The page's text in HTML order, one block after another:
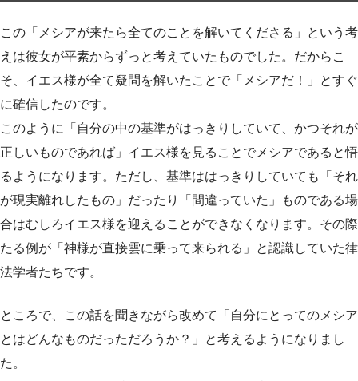
この「メシアが来たら全てのことを解いてくださる」という考
えは彼女が平素からずっと考えていたものでした。だからこ
そ、イエス様が全て疑問を解いたことで「メシアだ！」とすぐ
に確信したのです。
このように「自分の中の基準がはっきりしていて、かつそれが
正しいものであれば」イエス様を見ることでメシアであると悟
るようになります。ただし、基準ははっきりしていても「それ
が現実離れしたもの」だったり「間違っていた」ものである場
合はむしろイエス様を迎えることができなくなります。その際
たる例が「神様が直接雲に乗って来られる」と認識していた律
法学者たちです。
ところで、この話を聞きながら改めて「自分にとってのメシア
とはどんなものだっただろうか？」と考えるようになりまし
た。